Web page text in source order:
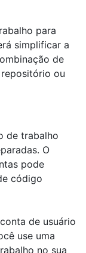
para
simplificar a
de
ou
de trabalho
O
pode
código
de usuário
use uma
no sua